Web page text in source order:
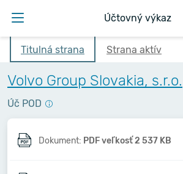
Účtovný výkaz
Titulná strana Strana aktív
Volvo Group Slovakia, s.r.o.
Úč POD
Dokument: PDF veľkosť 2 537 KB